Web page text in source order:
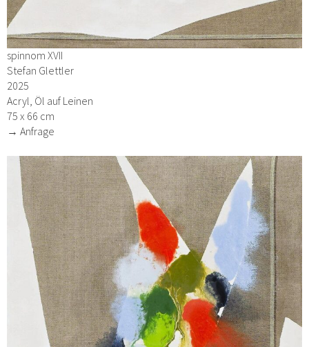
spinnom XVII
Stefan Glettler
2025
Acryl, Öl auf Leinen
75 x 66 cm
→ Anfrage